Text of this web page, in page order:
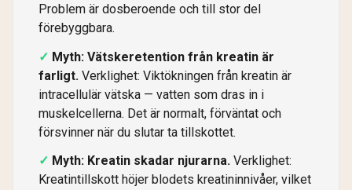
Problem är dosberoende och till stor del
förebyggbara.
Myth: Vätskeretention från kreatin är
farligt. Verklighet: Viktökningen från kreatin är
intracellulär vätska — vatten som dras in i
muskelcellerna. Det är normalt, förväntat och
försvinner när du slutar ta tillskottet.
Myth: Kreatin skadar njurarna. Verklighet:
Kreatintillskott höjer blodets kreatininnivåer, vilket